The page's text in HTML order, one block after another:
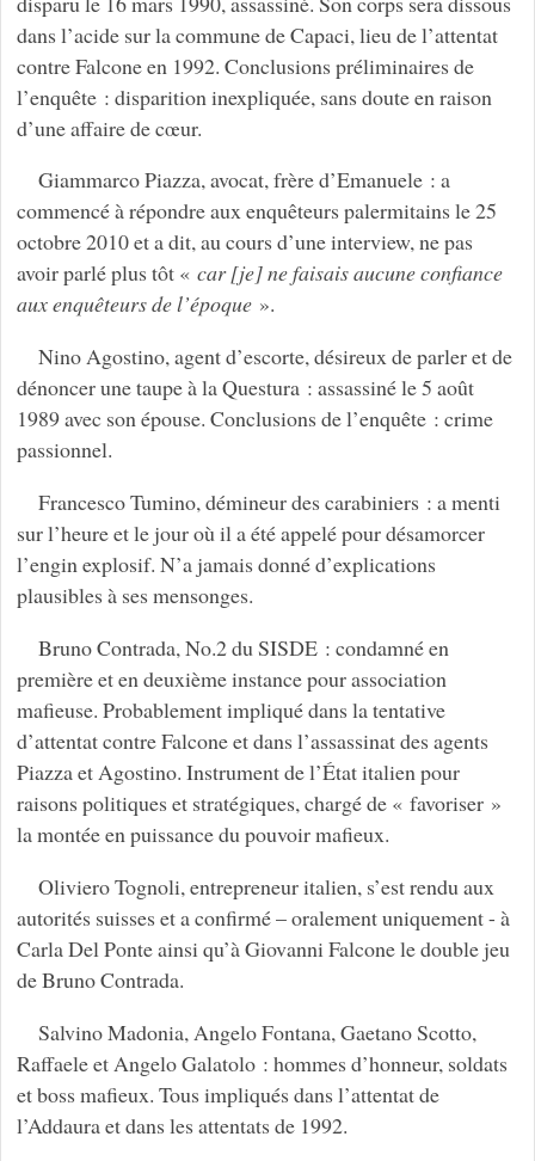
dans l’acide sur la commune de Capaci, lieu de l’attentat
contre Falcone en 1992. Conclusions préliminaires de
l’enquête : disparition inexpliquée, sans doute en raison
d’une affaire de cœur.
Giammarco Piazza, avocat, frère d’Emanuele : a
commencé à répondre aux enquêteurs palermitains le 25
octobre 2010 et a dit, au cours d’une interview, ne pas
avoir parlé plus tôt « car [je] ne faisais aucune confiance
aux enquêteurs de l’époque».
Nino Agostino, agent d’escorte, désireux de parler et de
dénoncer une taupe à la Questura : assassiné le 5 août
1989 avec son épouse. Conclusions de l’enquête : crime
passionnel.
Francesco Tumino, démineur des carabiniers : a menti
sur l’heure et le jour où il a été appelé pour désamorcer
l’engin explosif. N’a jamais donné d’explications
plausibles à ses mensonges.
Bruno Contrada, No.2 du SISDE : condamné en
première et en deuxième instance pour association
mafieuse. Probablement impliqué dans la tentative
d’attentat contre Falcone et dans l’assassinat des agents
Piazza et Agostino. Instrument de l’État italien pour
raisons politiques et stratégiques, chargé de « favoriser »
la montée en puissance du pouvoir mafieux.
Oliviero Tognoli, entrepreneur italien, s’est rendu aux
autorités suisses et a confirmé – oralement uniquement - à
Carla Del Ponte ainsi qu’à Giovanni Falcone le double jeu
de Bruno Contrada.
Salvino Madonia, Angelo Fontana, Gaetano Scotto,
Raffaele et Angelo Galatolo : hommes d’honneur, soldats
et boss mafieux. Tous impliqués dans l’attentat de
l’Addaura et dans les attentats de 1992.